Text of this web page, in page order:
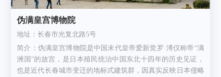
伪满皇宫博物院
地址：长春市光复北路5号
简介：伪满皇宫博物院是中国末代皇帝爱新觉罗·溥仪称帝“满
洲国”的故宫，是日本殖民统治中国东北十四年的历史见证，
也是近代长春城市变迁的地标式建筑群，因真实反映日本侵略